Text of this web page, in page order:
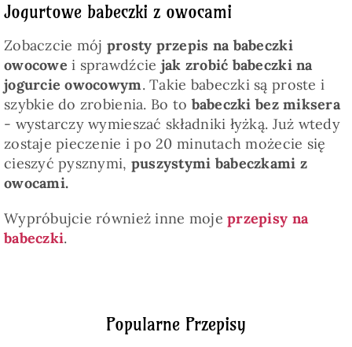
Popularne Przepisy
Jogurtowe babeczki z owocami
Zobaczcie mój prosty przepis na babeczki
owocowe i sprawdźcie jak zrobić babeczki na
jogurcie owocowym. Takie babeczki są proste i
szybkie do zrobienia. Bo to babeczki bez miksera
- wystarczy wymieszać składniki łyżką. Już wtedy
zostaje pieczenie i po 20 minutach możecie się
cieszyć pysznymi, puszystymi babeczkami z
owocami.
Wypróbujcie również inne mojeprzepisy na
babeczki.